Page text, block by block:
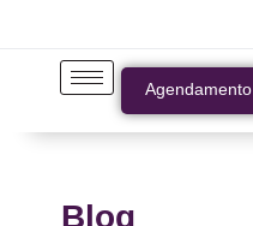
Agendamento
Blog